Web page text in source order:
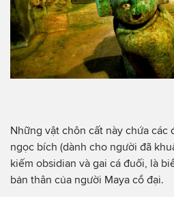
Những vật chôn cất này chứa các
ngọc bích (dành cho người đã
kiếm obsidian và gai cá đuối, là
bản thân của người Maya cổ đại.